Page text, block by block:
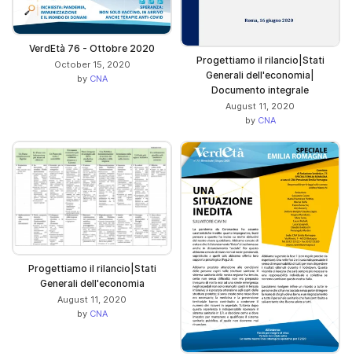
VerdEtà 76 - Ottobre 2020
October 15, 2020
by CNA
Progettiamo il rilancio|Stati
Generali dell'economia|
Documento integrale
August 11, 2020
by CNA
Progettiamo il rilancio|Stati
Generali dell'economia
August 11, 2020
by CNA